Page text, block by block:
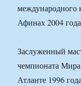
международного
Афинах 2004
Заслуженный
чемпионата
Атланте 1996